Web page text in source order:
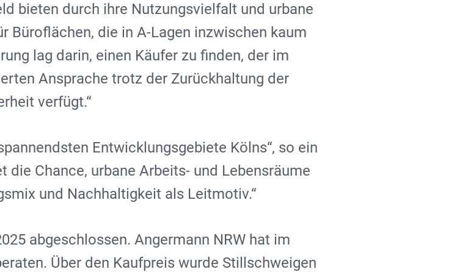
bieten durch ihre Nutzungsvielfalt und urbane
Büroflächen, die in A-Lagen inzwischen kaum
lag darin, einen Käufer zu finden, der im
Ansprache trotz der Zurückhaltung der
verfügt.“
Entwicklungsgebiete Kölns“, so ein
die Chance, urbane Arbeits- und Lebensräume
und Nachhaltigkeit als Leitmotiv.“
abgeschlossen. Angermann NRW hat im
Über den Kaufpreis wurde Stillschweigen